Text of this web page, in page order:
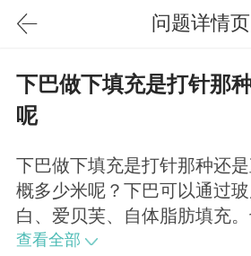
问题详情页
下巴做下填充是打针那
呢
下巴做下填充是打针那种还
概多少米呢？下巴可以通过
白、爱贝芙、自体脂肪填充
者膨体来做。看您的意愿和自
查看全部